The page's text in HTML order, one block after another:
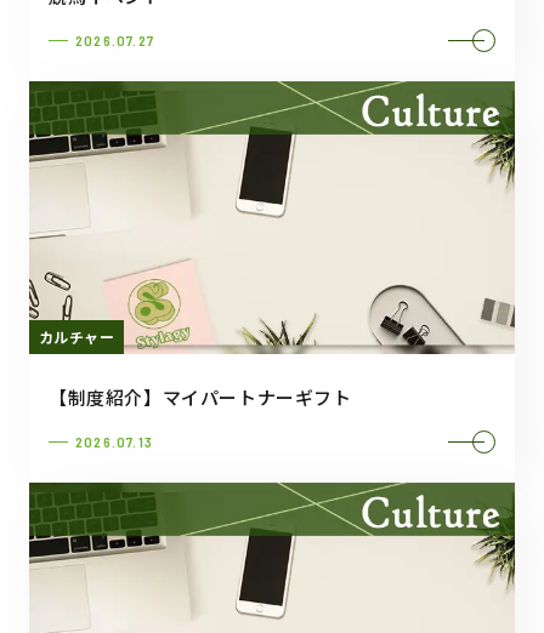
2026.07.27
カルチャー
【制度紹介】マイパートナーギフト
2026.07.13